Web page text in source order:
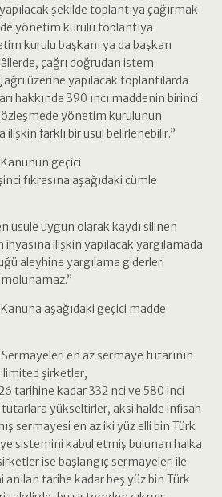
şekilde toplantıya çağırmak
yönetim kurulu toplantıya
kurulu başkanı ya da başkan
çağrı doğrudan istem
üzerine yapılacak toplantılarda
hakkında 390 ıncı maddenin birinci
yönetim kurulunun
ilişkin farklı bir usul belirlenebilir.”
Kanunun geçici
fıkrasına aşağıdaki cümle
usule uygun olarak kaydı silinen
ilişkin yapılacak yargılamada
aleyhine yargılama giderleri
Kanuna aşağıdaki geçici madde
Sermayeleri en az sermaye tutarının
limited şirketler,
tarihine kadar 332 nci ve 580 inci
yükseltirler, aksi halde infisah
sermayesi en az iki yüz elli bin Türk
sistemini kabul etmiş bulunan halka
ise başlangıç sermayeleri ile
anılan tarihe kadar beş yüz bin Türk